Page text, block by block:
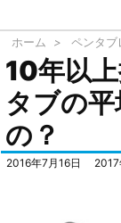
ホーム > ペンタブ
10年以
タブの
の？
2016年7月16日 2017